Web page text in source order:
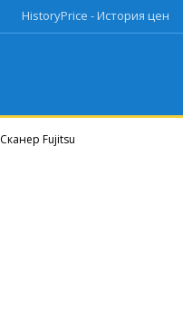
HistoryPrice - История цен
Сканер Fujitsu